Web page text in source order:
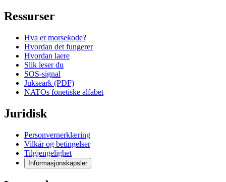
Ressurser
Hva er morsekode?
Hvordan det fungerer
Hvordan laere
Slik leser du
SOS-signal
Jukseark (PDF)
NATOs fonetiske alfabet
Juridisk
Personvernerklæring
Vilkår og betingelser
Tilgjengelighet
Informasjonskapsler